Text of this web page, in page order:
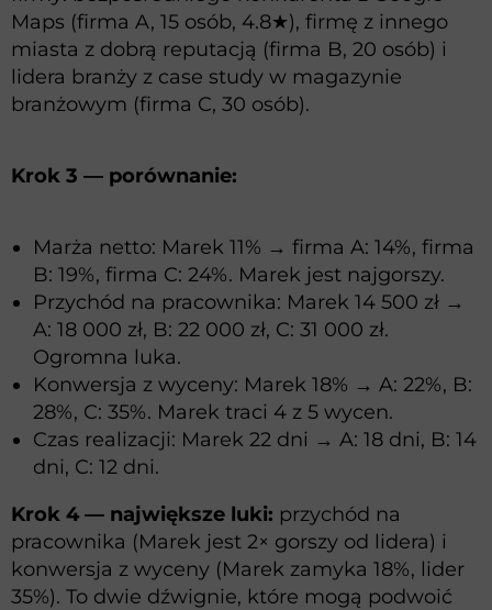
Maps (firma A, 15 osób, 4.8★), firmę z innego
miasta z dobrą reputacją (firma B, 20 osób) i
lidera branży z case study w magazynie
branżowym (firma C, 30 osób).
Krok 3 — porównanie:
Marża netto: Marek 11% → firma A: 14%, firma
B: 19%, firma C: 24%. Marek jest najgorszy.
Przychód na pracownika: Marek 14 500 zł →
A: 18 000 zł, B: 22 000 zł, C: 31 000 zł.
Ogromna luka.
Konwersja z wyceny: Marek 18% → A: 22%, B:
28%, C: 35%. Marek traci 4 z 5 wycen.
Czas realizacji: Marek 22 dni → A: 18 dni, B: 14
dni, C: 12 dni.
Krok 4 — największe luki: przychód na
pracownika (Marek jest 2× gorszy od lidera) i
konwersja z wyceny (Marek zamyka 18%, lider
35%). To dwie dźwignie, które mogą podwoić